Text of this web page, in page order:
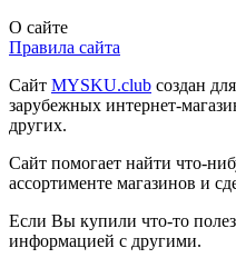
О сайте
Правила сайта
Сайт MYSKU.club cоздан
зарубежных интернет-
других.
Сайт помогает найти что-
ассортименте магазинов и
Если Вы купили что-то
информацией с другими.